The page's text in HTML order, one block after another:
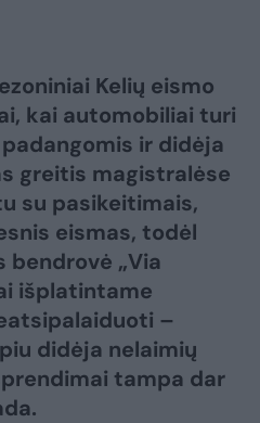
Kelių eismo
kai automobiliai turi
ir didėja
greitis magistralėse
su pasikeitimais,
eismas, todėl
„Via
išplatintame
–
didėja nelaimių
tampa dar